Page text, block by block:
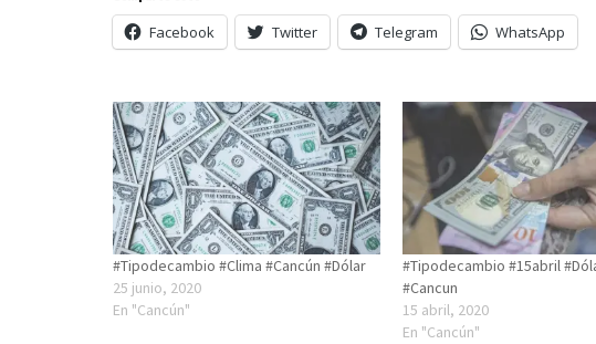
Facebook Twitter Telegram WhatsApp
#Tipodecambio #Clima #Cancún #Dólar
25 junio, 2020
En "Cancún"
#Tipodecambio #15abril
#Cancun
15 abril, 2020
En "Cancún"